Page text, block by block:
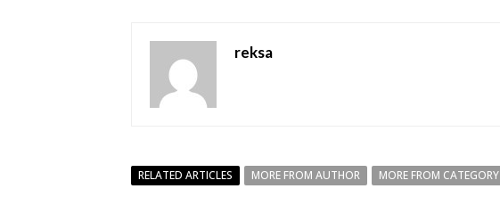
reksa
RELATED ARTICLES MORE FROM AUTHOR MORE FROM CATEGORY